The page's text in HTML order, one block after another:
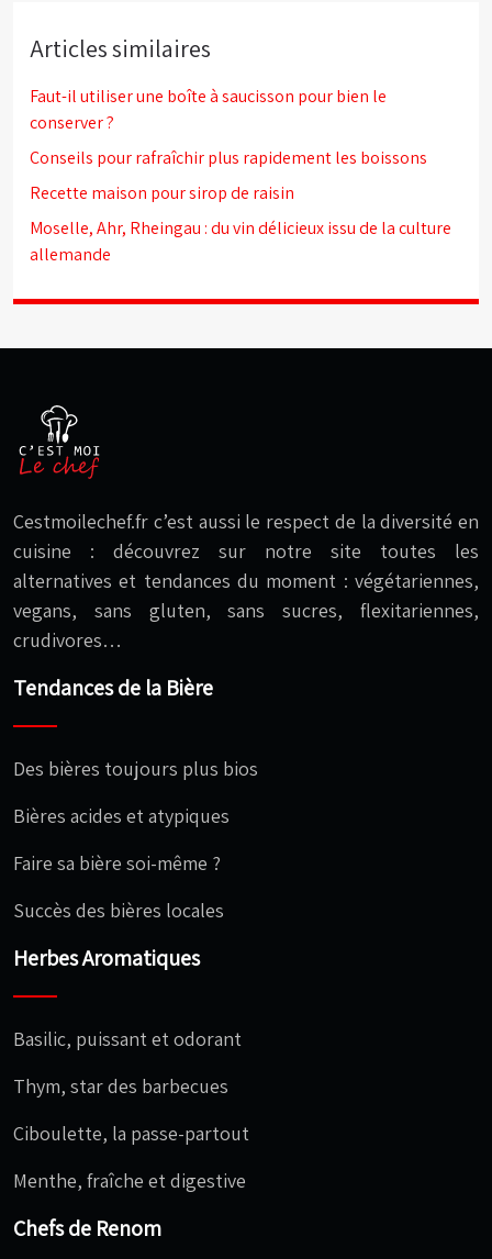
Articles similaires
Faut-il utiliser une boîte à saucisson pour bien le
conserver ?
Conseils pour rafraîchir plus rapidement les boissons
Recette maison pour sirop de raisin
Moselle, Ahr, Rheingau : du vin délicieux issu de la culture
allemande
Cestmoilechef.fr c’est aussi le respect de la diversité en
cuisine : découvrez sur notre site toutes les
alternatives et tendances du moment : végétariennes,
vegans, sans gluten, sans sucres, flexitariennes,
crudivores…
Tendances de la Bière
Des bières toujours plus bios
Bières acides et atypiques
Faire sa bière soi-même ?
Succès des bières locales
Herbes Aromatiques
Basilic, puissant et odorant
Thym, star des barbecues
Ciboulette, la passe-partout
Menthe, fraîche et digestive
Chefs de Renom